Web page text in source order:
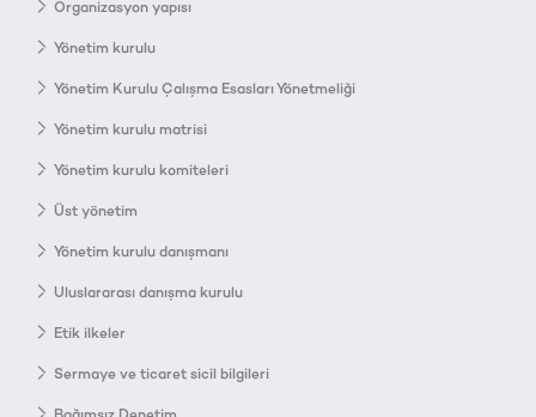
Organizasyon yapısı
Yönetim kurulu
Yönetim Kurulu Çalışma Esasları Yönetmeliği
Yönetim kurulu matrisi
Yönetim kurulu komiteleri
Üst yönetim
Yönetim kurulu danışmanı
Uluslararası danışma kurulu
Etik ilkeler
Sermaye ve ticaret sicil bilgileri